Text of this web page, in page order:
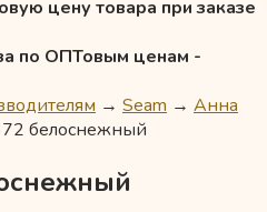
цену товара при заказе
по ОПТовым ценам -
→ Seam → Анна
белоснежный